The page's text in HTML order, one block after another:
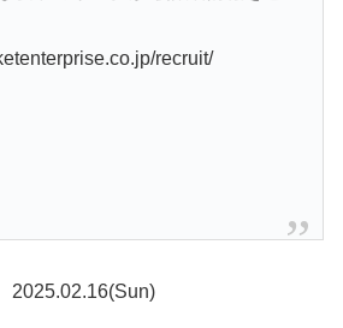
recruit/
2025.02.16(Sun)